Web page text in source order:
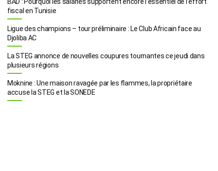
fiscal en Tunisie
Ligue des champions – tour préliminaire : Le Club Africain face au
Djoliba AC
La STEG annonce de nouvelles coupures tournantes ce jeudi dans
plusieurs régions
Moknine : Une maison ravagée par les flammes, la propriétaire
accuse la STEG et la SONEDE